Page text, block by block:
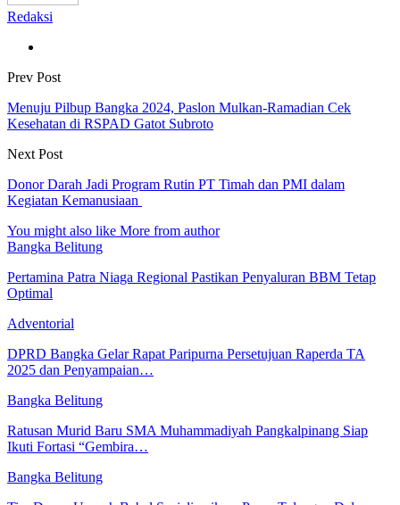
Redaksi
Prev Post
Menuju Pilbup Bangka 2024, Paslon Mulkan-Ramadian Cek
Kesehatan di RSPAD Gatot Subroto
Next Post
Donor Darah Jadi Program Rutin PT Timah dan PMI dalam
Kegiatan Kemanusiaan
You might also like More from author
Bangka Belitung
Pertamina Patra Niaga Regional Pastikan Penyaluran BBM Tetap
Optimal
Adventorial
DPRD Bangka Gelar Rapat Paripurna Persetujuan Raperda TA
2025 dan Penyampaian…
Bangka Belitung
Ratusan Murid Baru SMA Muhammadiyah Pangkalpinang Siap
Ikuti Fortasi “Gembira…
Bangka Belitung